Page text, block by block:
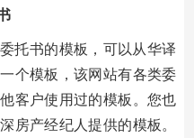
托书的模板，可以从华译
个模板，该网站有各类委
客户使用过的模板。您也
房产经纪人提供的模板。